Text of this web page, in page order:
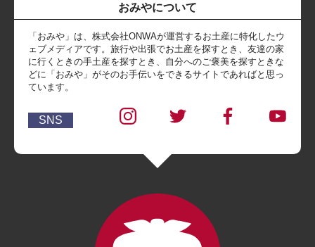
おみやについて
「おみや」は、株式会社ONWAが運営するお土産に特化したウ
ェブメディアです。旅行や出張でお土産を探すとき、友達の家
に行くときの手土産を探すとき、自分へのご褒美を探すときな
どに「おみや」がそのお手伝いをできるサイトであればと思っ
ています。
SNS